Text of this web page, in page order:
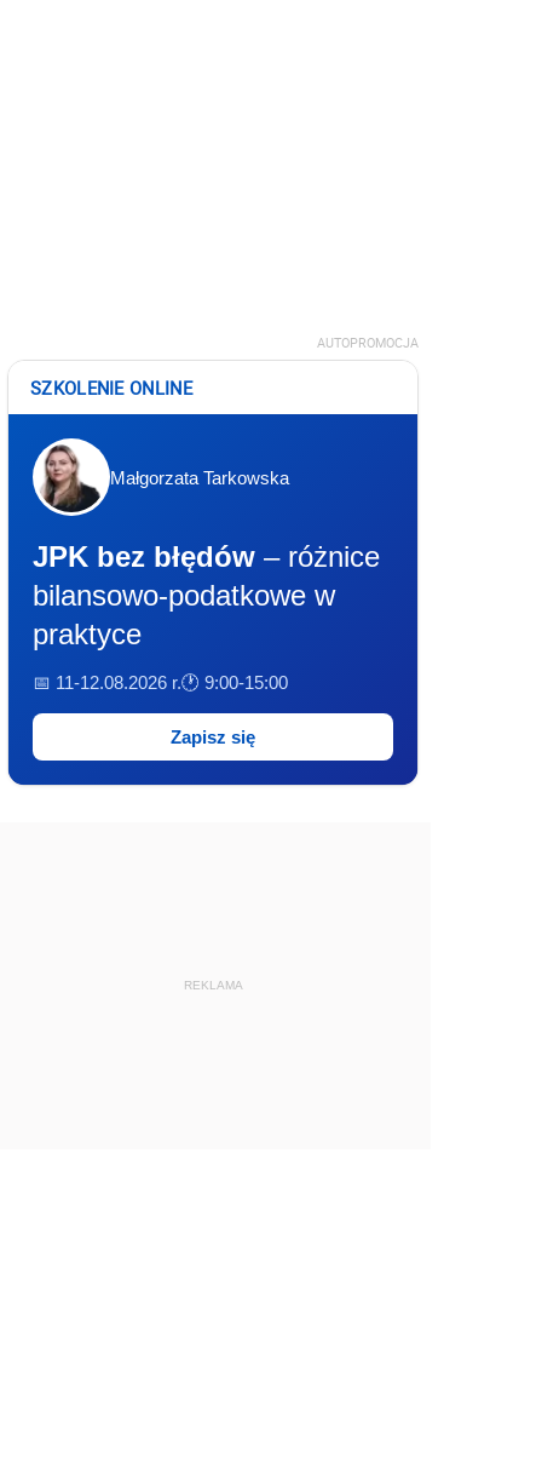
AUTOPROMOCJA
SZKOLENIE ONLINE
Małgorzata Tarkowska
JPK bez błędów – różnice
bilansowo-podatkowe w
praktyce
📅 11-12.08.2026 r.🕐 9:00-15:00
Zapisz się
REKLAMA